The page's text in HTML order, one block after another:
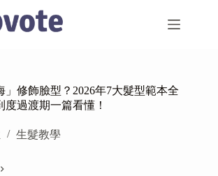
」修飾臉型？2026年7大髮型範本全
過渡期一篇看懂！
生髮教學